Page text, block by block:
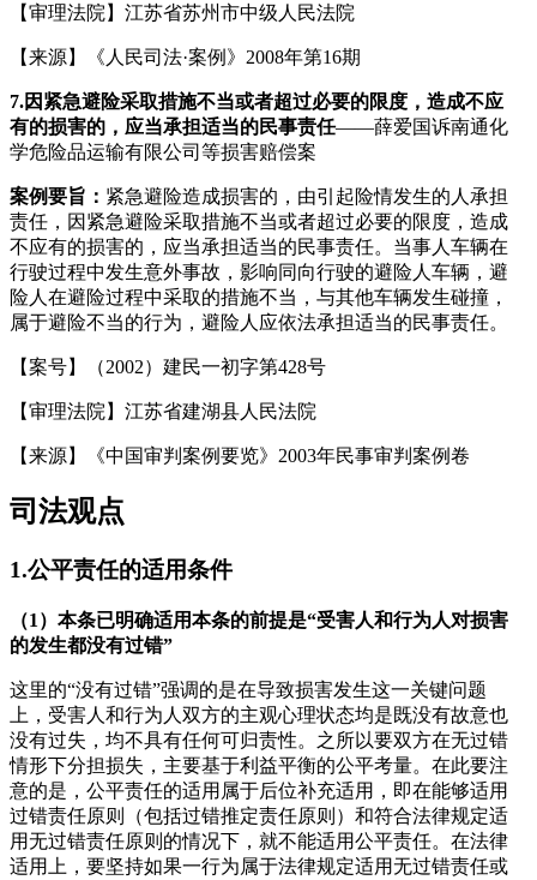
【审理法院】江苏省苏州市中级人民法院
【来源】《人民司法·案例》2008年第16期
7.因紧急避险采取措施不当或者超过必要的限度，造成不应
有的损害的，应当承担适当的民事责任——薛爱国诉南通化
学危险品运输有限公司等损害赔偿案
案例要旨： 紧急避险造成损害的，由引起险情发生的人承担
责任，因紧急避险采取措施不当或者超过必要的限度，造成
不应有的损害的，应当承担适当的民事责任。当事人车辆在
行驶过程中发生意外事故，影响同向行驶的避险人车辆，避
险人在避险过程中采取的措施不当，与其他车辆发生碰撞，
属于避险不当的行为，避险人应依法承担适当的民事责任。
【案号】（2002）建民一初字第428号
【审理法院】江苏省建湖县人民法院
【来源】《中国审判案例要览》2003年民事审判案例卷
司法观点
1.公平责任的适用条件
（1）本条已明确适用本条的前提是“受害人和行为人对损害
的发生都没有过错”
这里的“没有过错”强调的是在导致损害发生这一关键问题
上，受害人和行为人双方的主观心理状态均是既没有故意也
没有过失，均不具有任何可归责性。之所以要双方在无过错
情形下分担损失，主要基于利益平衡的公平考量。在此要注
意的是，公平责任的适用属于后位补充适用，即在能够适用
过错责任原则（包括过错推定责任原则）和符合法律规定适
用无过错责任原则的情况下，就不能适用公平责任。在法律
适用上，要坚持如果一行为属于法律规定适用无过错责任或